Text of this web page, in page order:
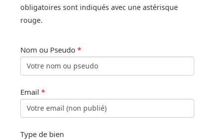
obligatoires sont indiqués avec une astérisque
rouge.
Nom ou Pseudo *
Email *
Type de bien